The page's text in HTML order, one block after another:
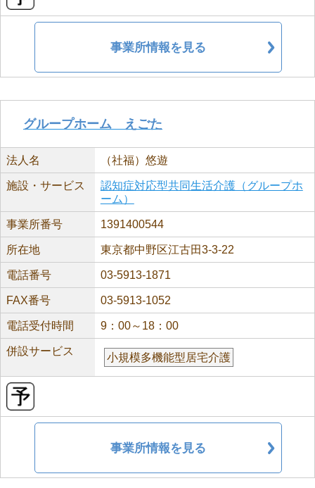
事業所情報を見る
グループホーム えごた
法人名 （社福）悠遊
施設・サービス
認知症対応型共同生活介護（グループホ
ーム）
事業所番号 1391400544
所在地 東京都中野区江古田3-3-22
電話番号 03-5913-1871
FAX番号 03-5913-1052
電話受付時間 9：00～18：00
併設サービス
小規模多機能型居宅介護
事業所情報を見る